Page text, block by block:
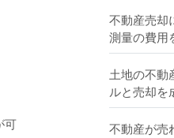
可
不動産売却
測量の費用
土地の不動
ルと売却を
不動産が売